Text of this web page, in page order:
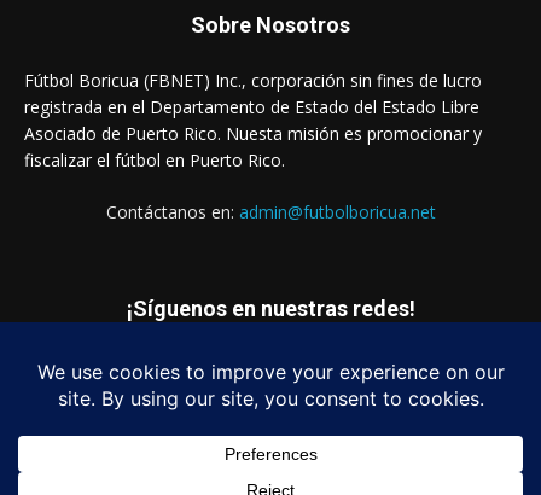
Sobre Nosotros
Fútbol Boricua (FBNET) Inc., corporación sin fines de lucro
registrada en el Departamento de Estado del Estado Libre
Asociado de Puerto Rico. Nuesta misión es promocionar y
fiscalizar el fútbol en Puerto Rico.
Contáctanos en: admin@futbolboricua.net
¡Síguenos en nuestras redes!